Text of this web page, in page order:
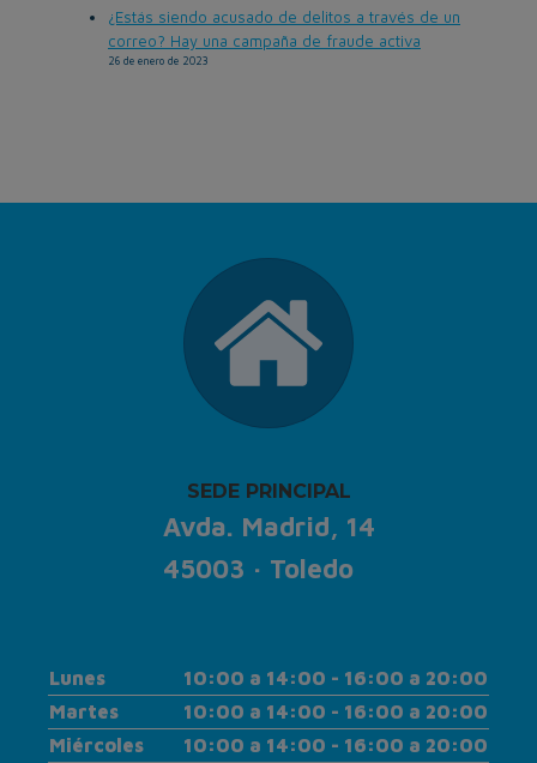
¿Estás siendo acusado de delitos a través de un
correo? Hay una campaña de fraude activa
26 de enero de 2023
SEDE PRINCIPAL
Avda. Madrid, 14
45003 · Toledo
Lunes
10:00 a 14:00 - 16:00 a 20:00
Martes
10:00 a 14:00 - 16:00 a 20:00
Miércoles
10:00 a 14:00 - 16:00 a 20:00